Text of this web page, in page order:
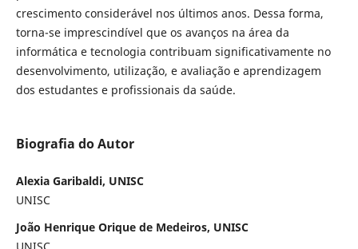
crescimento considerável nos últimos anos. Dessa forma,
torna-se imprescindível que os avanços na área da
informática e tecnologia contribuam significativamente no
desenvolvimento, utilização, e avaliação e aprendizagem
dos estudantes e profissionais da saúde.
Biografia do Autor
Alexia Garibaldi, UNISC
UNISC
João Henrique Orique de Medeiros, UNISC